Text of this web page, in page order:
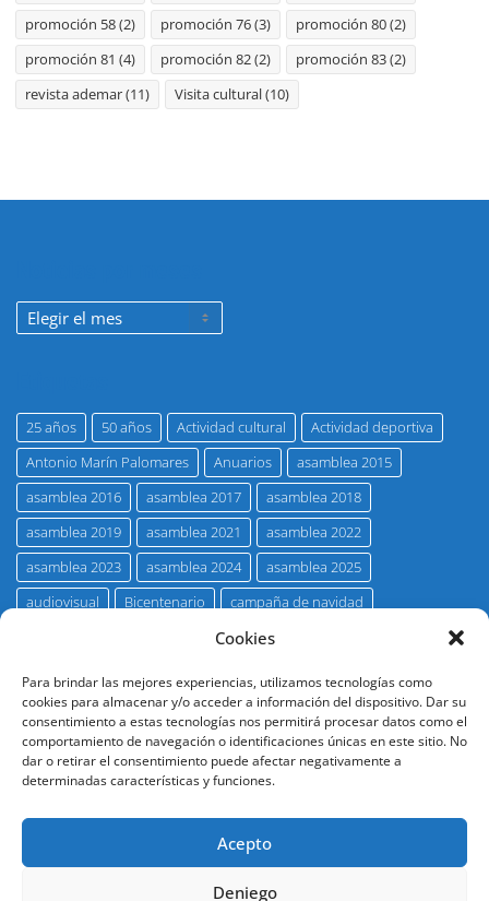
Cookies
Para brindar las mejores experiencias, utilizamos tecnologías como
cookies para almacenar y/o acceder a información del dispositivo. Dar su
consentimiento a estas tecnologías nos permitirá procesar datos como el
comportamiento de navegación o identificaciones únicas en este sitio. No
dar o retirar el consentimiento puede afectar negativamente a
determinadas características y funciones.
Acepto
Deniego
promoción 58(2) promoción 76(3) promoción 80(2)
promoción 81 (4) promoción 82(2) promoción 83(2)
revista ademar(11) Visita cultural(10)
Noticias
por
25 años 50 años Actividad cultural
Actividad deportiva
Antonio Marín Palomares
Anuarios
asamblea 2015
asamblea 2016
asamblea 2017
asamblea 2018
asamblea 2019
asamblea 2021
asamblea 2022
asamblea 2023
asamblea 2024
asamblea 2025
audiovisual
Bicentenario
campaña de navidad
concurso pintura Hno. Carlos Rubio
Francisco Triviño Tarradas
galería fotográfica
Hnos. Maristas
Homenaje
insignia de oro
Juan José Primo Jurado
Jubilación
promoción 27 promoción 29
promoción 76
promoción 80